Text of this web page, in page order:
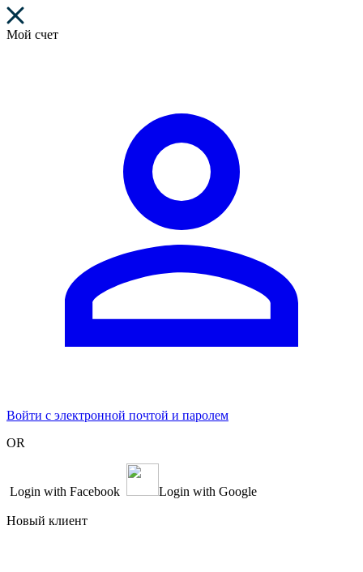
Мой счет
Войти с электронной почтой и паролем
OR
Login with Facebook Login with Google
Новый клиент